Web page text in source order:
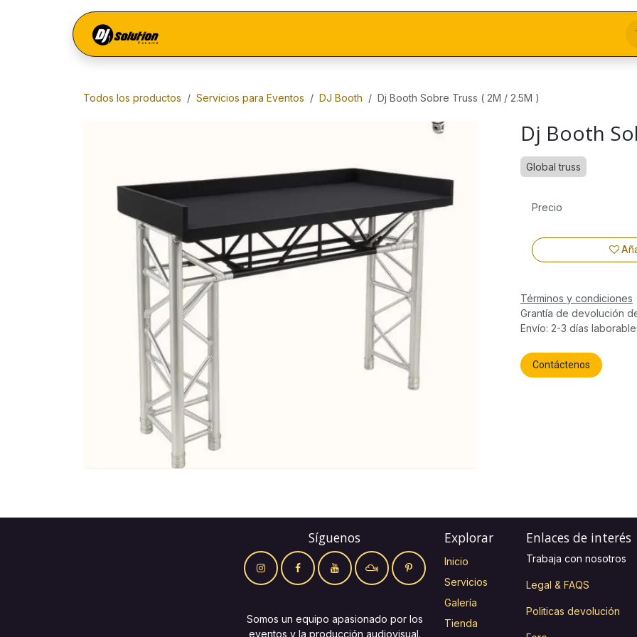
Todos los productos Servicios para Eventos DJ Booth Dj Booth Sobre Truss ( 2M / 2.5M )
Dj Booth
Global truss
Precio
Términos y condiciones
Grantía de devolución
Envío: 2-3 días
Contáctenos
Síguenos
Somos un equipo apasionado por los
eventos y la producción audiovisual.
Explorar
Inicio
Servicios
Galería
Tienda
Enlaces de interés
Trabaja con nosotros
Legal & FAQS
Politicas devolución